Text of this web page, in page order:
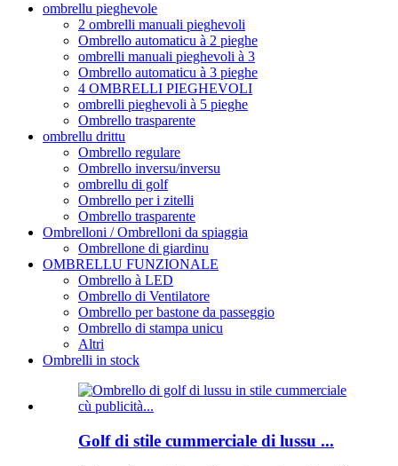
ombrellu pieghevole
2 ombrelli manuali pieghevoli
Ombrello automaticu à 2 pieghe
ombrelli manuali pieghevoli à 3
Ombrello automaticu à 3 pieghe
4 OMBRELLI PIEGHEVOLI
ombrelli pieghevoli à 5 pieghe
Ombrello trasparente
ombrellu drittu
Ombrello regulare
Ombrello inversu/inversu
ombrellu di golf
Ombrello per i zitelli
Ombrello trasparente
Ombrelloni / Ombrelloni da spiaggia
Ombrellone di giardinu
OMBRELLU FUNZIONALE
Ombrello à LED
Ombrello di Ventilatore
Ombrello per bastone da passeggio
Ombrello di stampa unicu
Altri
Ombrelli in stock
Golf di stile cummerciale di lussu ...